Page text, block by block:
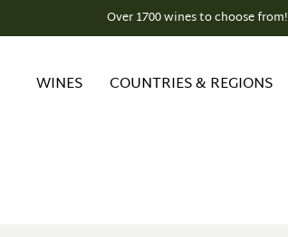
Over 1700 wines to choose from!
WINES COUNTRIES & REGIONS